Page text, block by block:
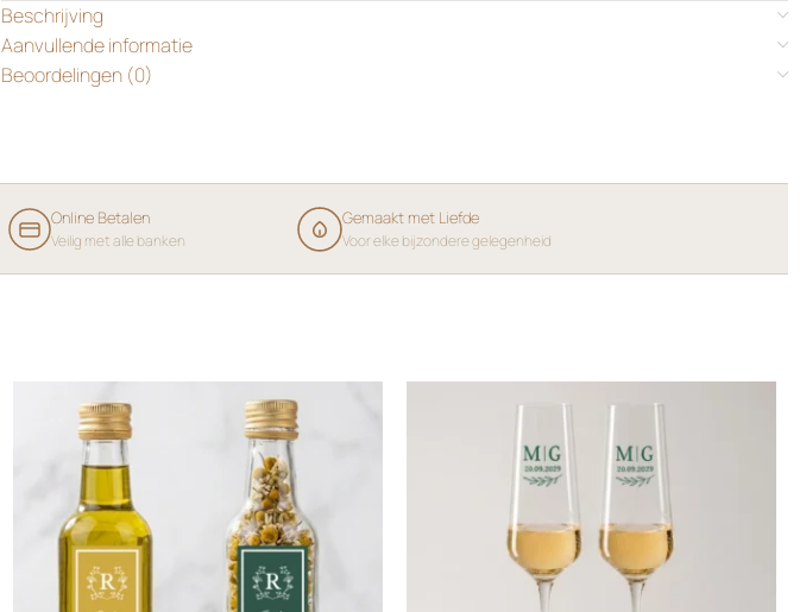
Beschrijving
Aanvullende informatie
Beoordelingen (0)
Online Betalen
Veilig met alle banken
Gemaakt met Liefde
Voor elke bijzondere gelegenheid